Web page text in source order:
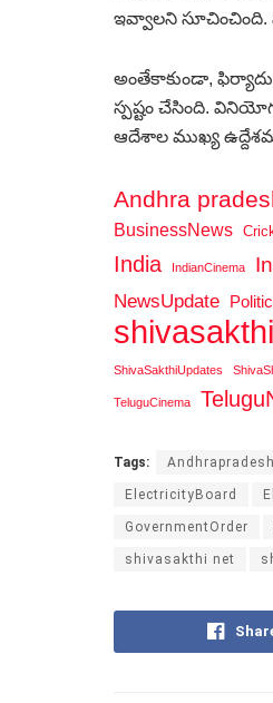
ఇవ్వాలని
అంతేకాకుండా,
స్పష్టం చేసింది.
ఆదేశాల ముఖ్య
Andhra
BusinessNews
India IndianCinema
NewsUpdate
ShivaSakthiUpdates
TeluguCinema
Tags: Andhrapradesh
ElectricityBoard
GovernmentOrder
shivasakthi net